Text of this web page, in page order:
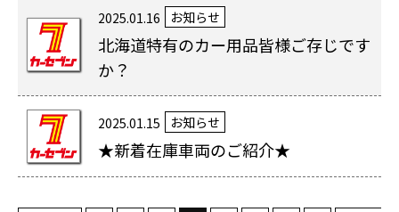
2025.01.16 お知らせ
北海道特有のカー用品皆様ご存じです
か？
2025.01.15 お知らせ
★新着在庫車両のご紹介★